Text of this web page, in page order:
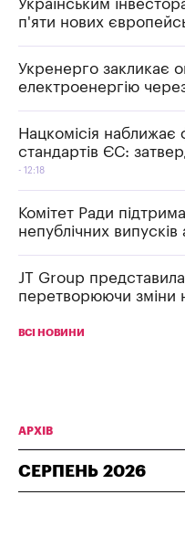
Українським
п'яти нових
Укренерго закликає
електроенергію
Нацкомісія
стандартів ЄС:
12:18
Комітет Ради
непублічних випусків
JT Group
перетворюючи зміни
ВСІ НОВИНИ
АРХІВ
СЕРПЕНЬ 2026